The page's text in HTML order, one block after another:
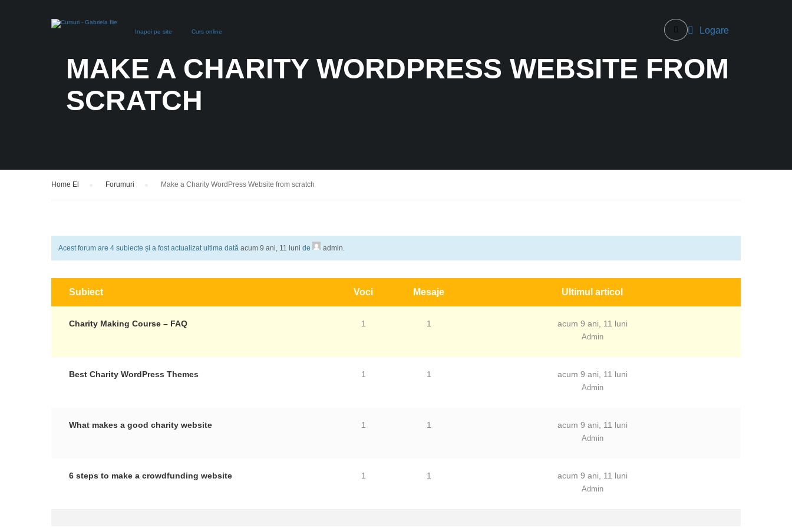
Inapoi pe site Curs online Logare
MAKE A CHARITY WORDPRESS WEBSITE FROM
SCRATCH
Home El Forumuri Make a Charity WordPress Website from scratch
Acest forum are 4 subiecte și a fost actualizat ultima dată acum 9 ani, 11 luni de admin.
Subiect Voci Mesaje Ultimul articol
Charity Making Course – FAQ 1 1 acum 9 ani, 11 luni
Admin
Best Charity WordPress Themes 1 1 acum 9 ani, 11 luni
Admin
What makes a good charity website 1 1 acum 9 ani, 11 luni
Admin
6 steps to make a crowdfunding website 1 1 acum 9 ani, 11 luni
Admin